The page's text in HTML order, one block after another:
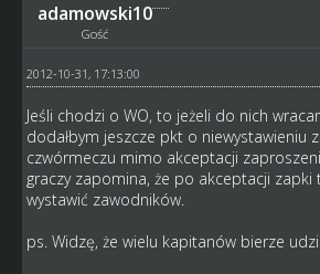
adamowski10
Gość
2012-10-31, 17:13:00
Jeśli chodzi o WO, to jeżeli do nich
dodałbym jeszcze pkt o niewystawieniu
czwórmeczu mimo akceptacji
graczy zapomina, że po akceptacji zapki
wystawić zawodników.
ps. Widzę, że wielu kapitanów bierze